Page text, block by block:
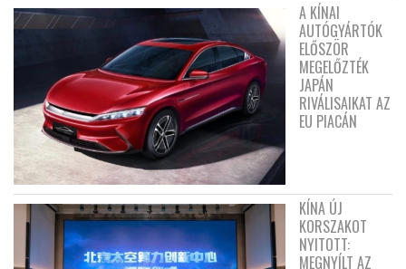
A KÍNAI
AUTÓGYÁRTÓK
ELŐSZÖR
MEGELŐZTÉK
JAPÁN
RIVÁLISAIKAT AZ
EU PIACÁN
KÍNA ÚJ
KORSZAKOT
NYITOTT:
MEGNYÍLT AZ